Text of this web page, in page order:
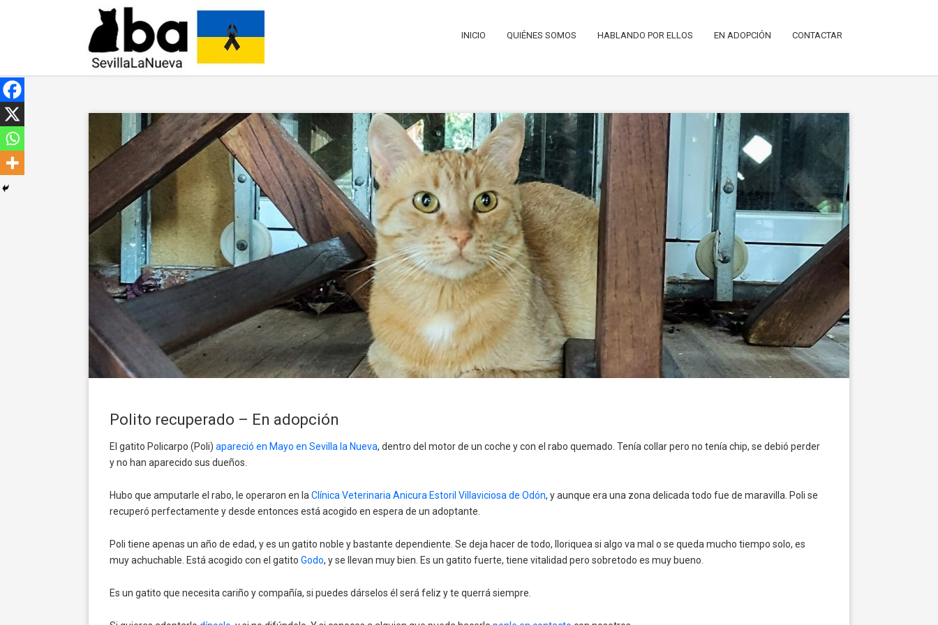
INICIO QUIÉNES SOMOS HABLANDO POR ELLOS EN ADOPCIÓN CONTACTAR
Polito recuperado – En adopción
El gatito Policarpo (Poli) apareció en Mayo en Sevilla la Nueva, dentro del motor de un coche y con el rabo quemado. Tenía collar pero no tenía chip, se debió perder
y no han aparecido sus dueños.
Hubo que amputarle el rabo, le operaron en la Clínica Veterinaria Anicura Estoril Villaviciosa de Odón, y aunque era una zona delicada todo fue de maravilla. Poli se
recuperó perfectamente y desde entonces está acogido en espera de un adoptante.
Poli tiene apenas un año de edad, y es un gatito noble y bastante dependiente. Se deja hacer de todo, lloriquea si algo va mal o se queda mucho tiempo solo, es
muy achuchable. Está acogido con el gatito Godo, y se llevan muy bien. Es un gatito fuerte, tiene vitalidad pero sobretodo es muy bueno.
Es un gatito que necesita cariño y compañía, si puedes dárselos él será feliz y te querrá siempre.